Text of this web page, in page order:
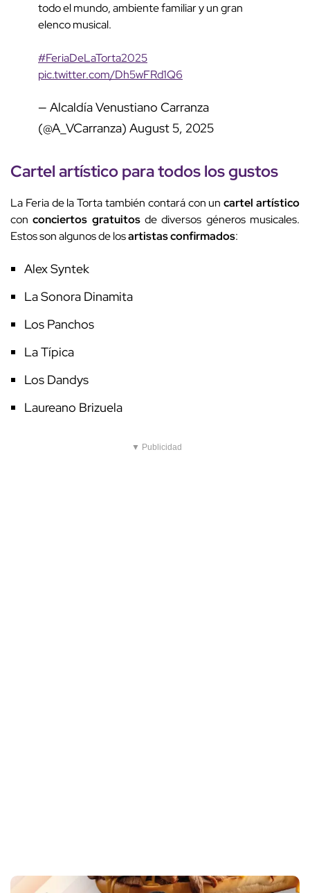
todo el mundo, ambiente familiar y un gran
elenco musical.
#FeriaDeLaTorta2025
pic.twitter.com/Dh5wFRd1Q6
— Alcaldía Venustiano Carranza
(@A_VCarranza) August 5, 2025
Cartel artístico para todos los gustos
La Feria de la Torta también contará con uncartel artístico
conconciertos gratuitosde diversos géneros musicales.
Estos son algunos de losartistas confirmados:
Alex Syntek
La Sonora Dinamita
Los Panchos
La Típica
Los Dandys
Laureano Brizuela
▼ Publicidad